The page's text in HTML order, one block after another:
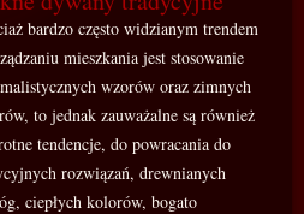
bardzo często widzianym trendem
mieszkania jest stosowanie
wzorów oraz zimnych
to jednak zauważalne są również
tendencje, do powracania do
rozwiązań, drewnianych
ciepłych kolorów, bogato